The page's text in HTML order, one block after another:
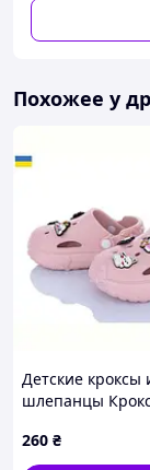
Допустимо
Перед
Похожее у
Детские кроксы
шлепанцы
(26р ) 3001
260 ₴